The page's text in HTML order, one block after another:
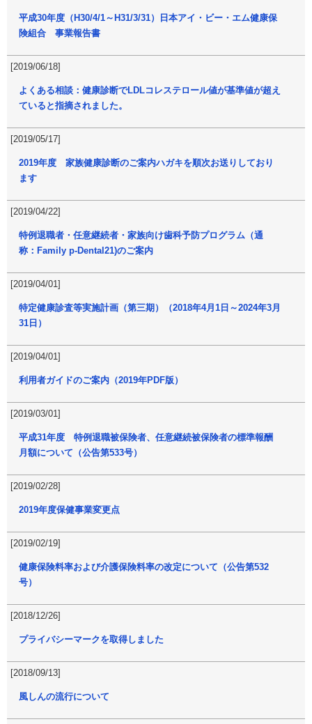
平成30年度（H30/4/1～H31/3/31）日本アイ・ビー・エム健康保
険組合 事業報告書
[2019/06/18]
よくある相談：健康診断でLDLコレステロール値が基準値が超え
ていると指摘されました。
[2019/05/17]
2019年度 家族健康診断のご案内ハガキを順次お送りしており
ます
[2019/04/22]
特例退職者・任意継続者・家族向け歯科予防プログラム（通
称：Family p-Dental21)のご案内
[2019/04/01]
特定健康診査等実施計画（第三期）（2018年4月1日～2024年3月
31日）
[2019/04/01]
利用者ガイドのご案内（2019年PDF版）
[2019/03/01]
平成31年度 特例退職被保険者、任意継続被保険者の標準報酬
月額について（公告第533号）
[2019/02/28]
2019年度保健事業変更点
[2019/02/19]
健康保険料率および介護保険料率の改定について（公告第532
号）
[2018/12/26]
プライバシーマークを取得しました
[2018/09/13]
風しんの流行について